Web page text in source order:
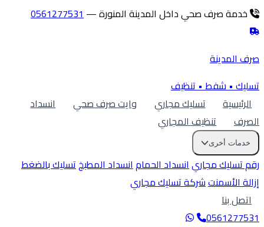
صرف صحي داخل المدينة المنورة —0561277531
المدينة
• شفط • تنظيف
تسليك مجاري وايت صرف صحي
انسداد
تنظيف المجاري
أخرى
تسليك مجاريانسداد الحمامانسداد المطبختسليك بالضغط
الأسمنتشركة تسليك مجاري
بنا